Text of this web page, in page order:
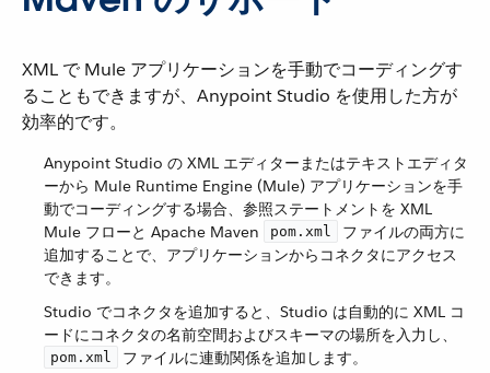
XML で Mule アプリケーションを手動でコーディングす
ることもできますが、Anypoint Studio を使用した方が
効率的です。
Anypoint Studio の XML エディターまたはテキストエディタ
ーから Mule Runtime Engine (Mule) アプリケーションを手
動でコーディングする場合、参照ステートメントを XML
Mule フローと Apache Maven ​
pom.xml
​ ファイルの両方に
追加することで、アプリケーションからコネクタにアクセス
できます。
Studio でコネクタを追加すると、Studio は自動的に XML コ
ードにコネクタの名前空間およびスキーマの場所を入力し、​
pom.xml ​ ファイルに連動関係を追加します。